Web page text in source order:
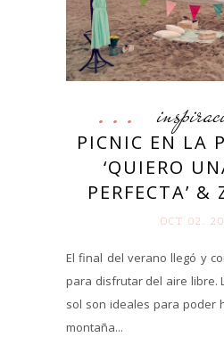
PICNIC EN LA
‘QUIERO
PERFECTA’ &
OCT 02.
El final del verano llegó y
para disfrutar del aire libre.
sol son ideales para poder
montaña...